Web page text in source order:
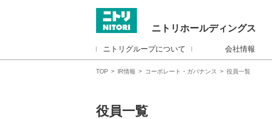
ニトリホールディングス
ニトリグループについて 会社情報
TOP > IR情報 > コーポレート・ガバナンス > 役員一覧
役員一覧